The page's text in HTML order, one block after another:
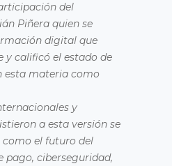
del
Piñera quien se
digital que
y calificó el estado de
esta materia como
y
a esta versión se
el futuro del
pago, ciberseguridad,